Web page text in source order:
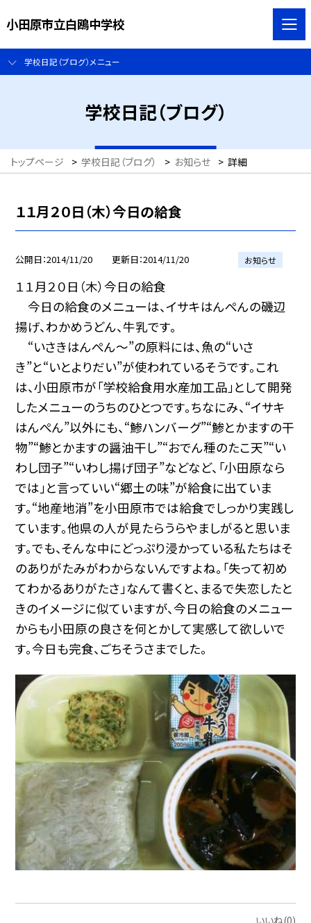
小田原市立白鴎中学校
学校日記（ブログ）メニュー
学校日記（ブログ）
トップページ > 学校日記（ブログ） > お知らせ > 詳細
１１月２０日（木）今日の給食
公開日 2014/11/20 更新日 2014/11/20 お知らせ
１１月２０日（木）今日の給食
今日の給食のメニューは、イサキはんぺんの磯辺
揚げ、わかめうどん、牛乳です。
“いさきはんぺん〜”の原料には、魚の“いさ
き”と“いとよりだい”が使われているそうです。これ
は、小田原市が「学校給食用水産加工品」として開発
したメニューのうちのひとつです。ちなにみ、“イサキ
はんぺん”以外にも、“鯵ハンバーグ”“鯵とかますの干
物”“鯵とかますの醤油干し”“おでん種のたこ天”“い
わし団子”“いわし揚げ団子”などなど、「小田原なら
では」と言っていい“郷土の味”が給食に出ていま
す。“地産地消”を小田原市では給食でしっかり実践し
ています。他県の人が見たらうらやましがると思いま
す。でも、そんな中にどっぷり浸かっている私たちはそ
のありがたみがわからないんですよね。「失って初め
てわかるありがたさ」なんて書くと、まるで失恋したと
きのイメージに似ていますが、今日の給食のメニュー
からも小田原の良さを何とかして実感して欲しいで
す。今日も完食、ごちそうさまでした。